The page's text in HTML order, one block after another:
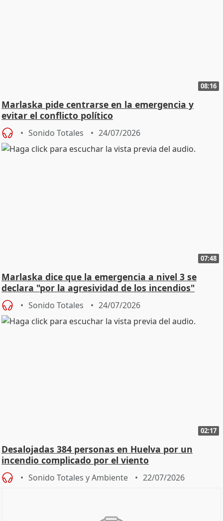
08:16
Marlaska pide centrarse en la emergencia y
evitar el conflicto político
Sonido Totales 24/07/2026
07:48
Marlaska dice que la emergencia a nivel 3 se
declara "por la agresividad de los incendios"
Sonido Totales 24/07/2026
02:17
Desalojadas 384 personas en Huelva por un
incendio complicado por el viento
Sonido Totales y Ambiente 22/07/2026